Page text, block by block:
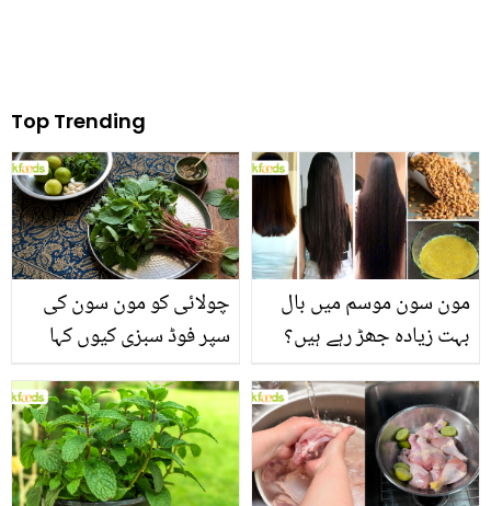
Top Trending
چولائی کو مون سون کی
سپر فوڈ سبزی کیوں کہا
منرلز اور اینٹی آکسیڈنٹس
سے بھرپور اس سبزی کے
فائدے
مون سون موسم میں بال
بہت زیادہ جھڑ رہے ہیں؟
بنانے کے چند قدرتی طریقے